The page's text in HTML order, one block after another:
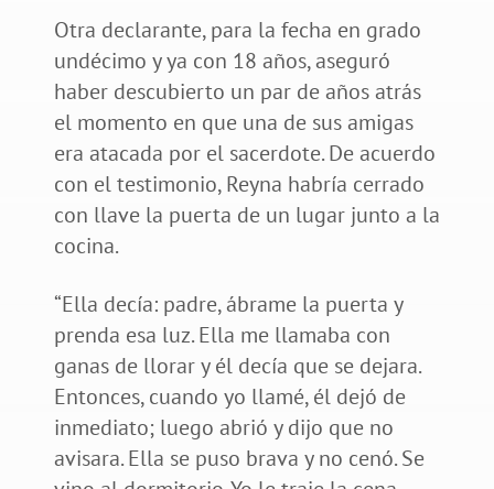
Otra declarante, para la fecha en grado
undécimo y ya con 18 años, aseguró
haber descubierto un par de años atrás
el momento en que una de sus amigas
era atacada por el sacerdote. De acuerdo
con el testimonio, Reyna habría cerrado
con llave la puerta de un lugar junto a la
cocina.
“Ella decía: padre, ábrame la puerta y
prenda esa luz. Ella me llamaba con
ganas de llorar y él decía que se dejara.
Entonces, cuando yo llamé, él dejó de
inmediato; luego abrió y dijo que no
avisara. Ella se puso brava y no cenó. Se